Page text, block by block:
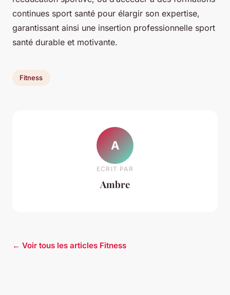
continues sport santé pour élargir son expertise,
garantissant ainsi une insertion professionnelle sport
santé durable et motivante.
Fitness
A
ECRIT PAR
Ambre
← Voir tous les articles Fitness